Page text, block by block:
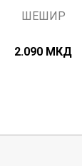
ШЕШИР
2.090 МКД